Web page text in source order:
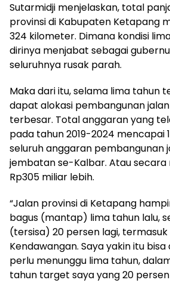
Sutarmidji menjelaskan, total
provinsi di Kabupaten Ketapang
324 kilometer. Dimana kondisi
dirinya menjabat sebagai
seluruhnya rusak parah.
Maka dari itu, selama lima tahun
dapat alokasi pembangunan
terbesar. Total anggaran yang
pada tahun 2019-2024 mencapai
seluruh anggaran pembangunan
jembatan se-Kalbar. Atau
Rp305 miliar lebih.
“Jalan provinsi di Ketapang
bagus (mantap) lima tahun lalu,
(tersisa) 20 persen lagi,
Kendawangan. Saya yakin itu
perlu menunggu lima tahun,
tahun target saya yang 20 persen